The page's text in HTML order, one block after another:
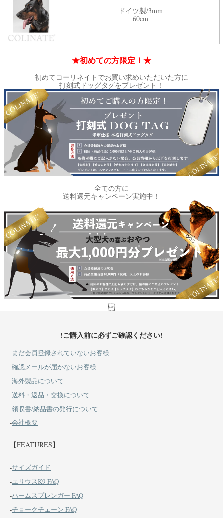
ドイツ製/3mm
60cm
★初めての方限定！★
初めてコーリネイトでお買い求めいただいた方に
打刻式ドッグタグをプレゼント！
全ての方に
送料還元キャンペーン実施中！

!ご購入前に必ずご確認ください!
-まだ会員登録されていないお客様
-確認メールが届かないお客様
-海外製品について
-送料・返品・交換について
-領収書/納品書の発行について
-会社概要
【FEATURES】
-サイズガイド
-ユリウスK9 FAQ
-ハームスプレンガー FAQ
-チョークチェーン FAQ